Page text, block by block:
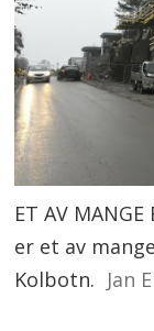
ET AV
er et av
Kolbotn. Jan